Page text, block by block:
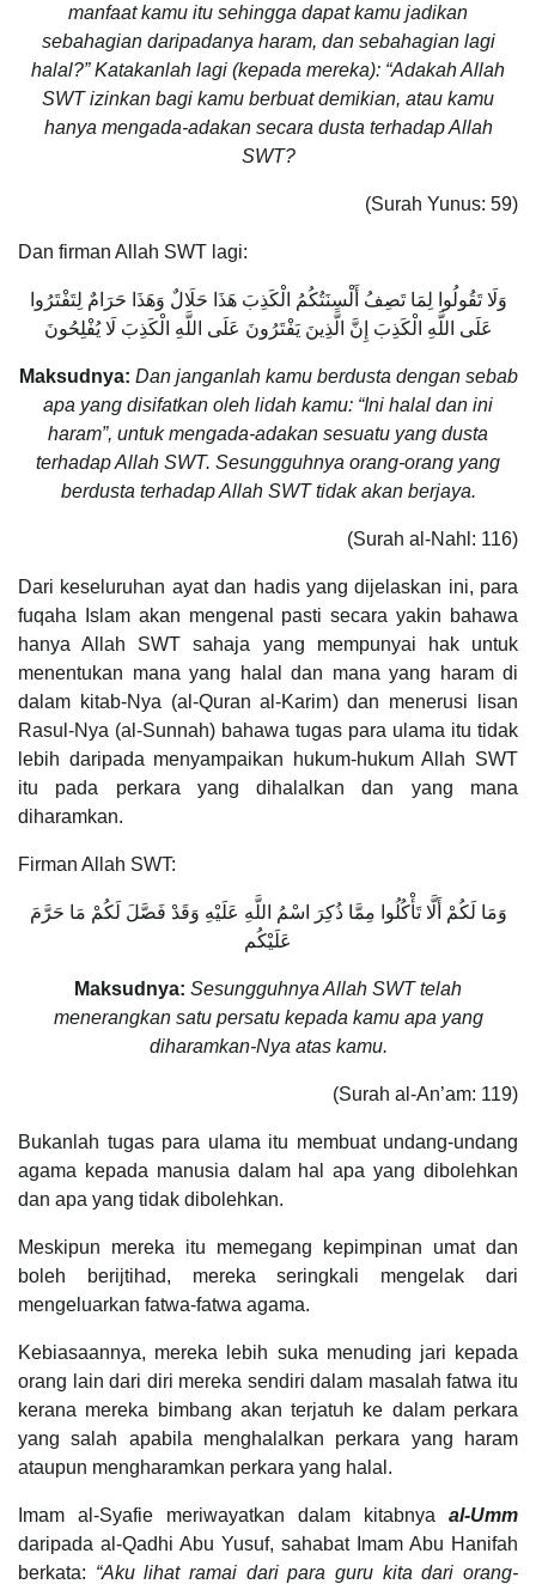
manfaat kamu itu sehingga dapat kamu jadikan
sebahagian daripadanya haram, dan sebahagian lagi
halal?” Katakanlah lagi (kepada mereka): “Adakah Allah
SWT izinkan bagi kamu berbuat demikian, atau kamu
hanya mengada-adakan secara dusta terhadap Allah
SWT?
(Surah Yunus: 59)
Dan firman Allah SWT lagi:
وَلَا تَقُولُوا لِمَا تَصِفُ أَلْسِنَتُكُمُ الْكَذِبَ هَذَا حَلَالٌ وَهَذَا حَرَامٌ لِتَفْتَرُوا
عَلَى اللَّهِ الْكَذِبَ إِنَّ الَّذِينَ يَفْتَرُونَ عَلَى اللَّهِ الْكَذِبَ لَا يُفْلِحُونَ
Maksudnya: Dan janganlah kamu berdusta dengan sebab
apa yang disifatkan oleh lidah kamu: “Ini halal dan ini
haram”, untuk mengada-adakan sesuatu yang dusta
terhadap Allah SWT. Sesungguhnya orang-orang yang
berdusta terhadap Allah SWT tidak akan berjaya.
(Surah al-Nahl: 116)
Dari keseluruhan ayat dan hadis yang dijelaskan ini, para
fuqaha Islam akan mengenal pasti secara yakin bahawa
hanya Allah SWT sahaja yang mempunyai hak untuk
menentukan mana yang halal dan mana yang haram di
dalam kitab-Nya (al-Quran al-Karim) dan menerusi lisan
Rasul-Nya (al-Sunnah) bahawa tugas para ulama itu tidak
lebih daripada menyampaikan hukum-hukum Allah SWT
itu pada perkara yang dihalalkan dan yang mana
diharamkan.
Firman Allah SWT:
وَمَا لَكُمْ أَلَّا تَأْكُلُوا مِمَّا ذُكِرَ اسْمُ اللَّهِ عَلَيْهِ وَقَدْ فَصَّلَ لَكُمْ مَا حَرَّمَ
عَلَيْكُم
Maksudnya: Sesungguhnya Allah SWT telah
menerangkan satu persatu kepada kamu apa yang
diharamkan-Nya atas kamu.
(Surah al-An’am: 119)
Bukanlah tugas para ulama itu membuat undang-undang
agama kepada manusia dalam hal apa yang dibolehkan
dan apa yang tidak dibolehkan.
Meskipun mereka itu memegang kepimpinan umat dan
boleh berijtihad, mereka seringkali mengelak dari
mengeluarkan fatwa-fatwa agama.
Kebiasaannya, mereka lebih suka menuding jari kepada
orang lain dari diri mereka sendiri dalam masalah fatwa itu
kerana mereka bimbang akan terjatuh ke dalam perkara
yang salah apabila menghalalkan perkara yang haram
ataupun mengharamkan perkara yang halal.
Imam al-Syafie meriwayatkan dalam kitabnya al-Umm
daripada al-Qadhi Abu Yusuf, sahabat Imam Abu Hanifah
berkata: “Aku lihat ramai dari para guru kita dari orang-